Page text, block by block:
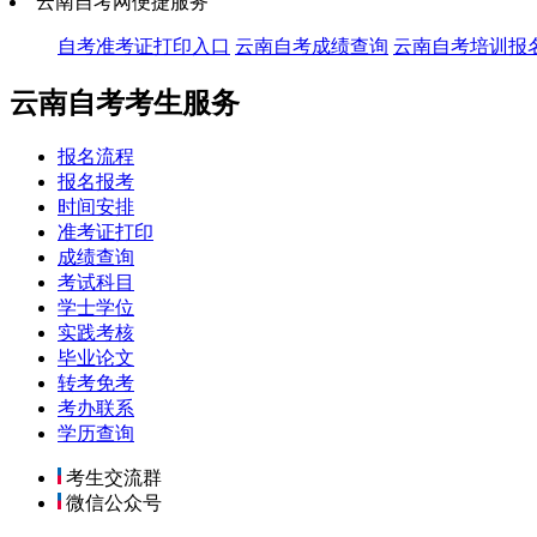
自考准考证打印入口 云南自考成绩查询 云南自考培训报
云南自考考生服务
报名流程
报名报考
时间安排
准考证打印
成绩查询
考试科目
学士学位
实践考核
毕业论文
转考免考
考办联系
学历查询
考生交流群
微信公众号